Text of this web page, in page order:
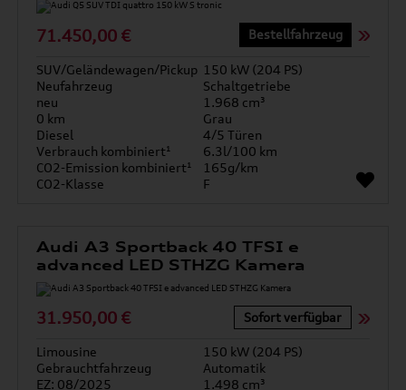
71.450,00 € Bestellfahrzeug
SUV/Geländewagen/Pickup 150 kW (204 PS)
Neufahrzeug
Schaltgetriebe
neu
1.968 cm³
0 km
Grau
Diesel
4/5 Türen
Verbrauch kombiniert¹
6.3l/100 km
CO2-Emission kombiniert¹
165g/km
CO2-Klasse
F
Audi A3 Sportback 40 TFSI e
advanced LED STHZG Kamera
31.950,00 € Sofort verfügbar
Limousine
150 kW (204 PS)
Gebrauchtfahrzeug
Automatik
EZ: 08/2025
1.498 cm³